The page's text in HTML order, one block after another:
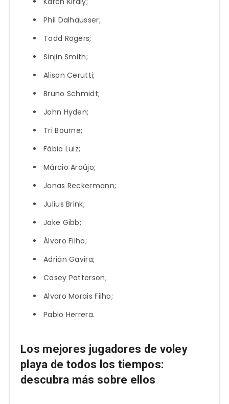
Phil Dalhausser;
Todd Rogers;
Sinjin Smith;
Alison Cerutti;
Bruno Schmidt;
John Hyden;
Tri Bourne;
Fábio Luiz;
Márcio Araújo;
Jonas Reckermann;
Julius Brink;
Jake Gibb;
Álvaro Filho;
Adrián Gavira;
Casey Patterson;
Alvaro Morais Filho;
Pablo Herrera.
Los mejores jugadores de voley
playa de todos los tiempos:
descubra más sobre ellos